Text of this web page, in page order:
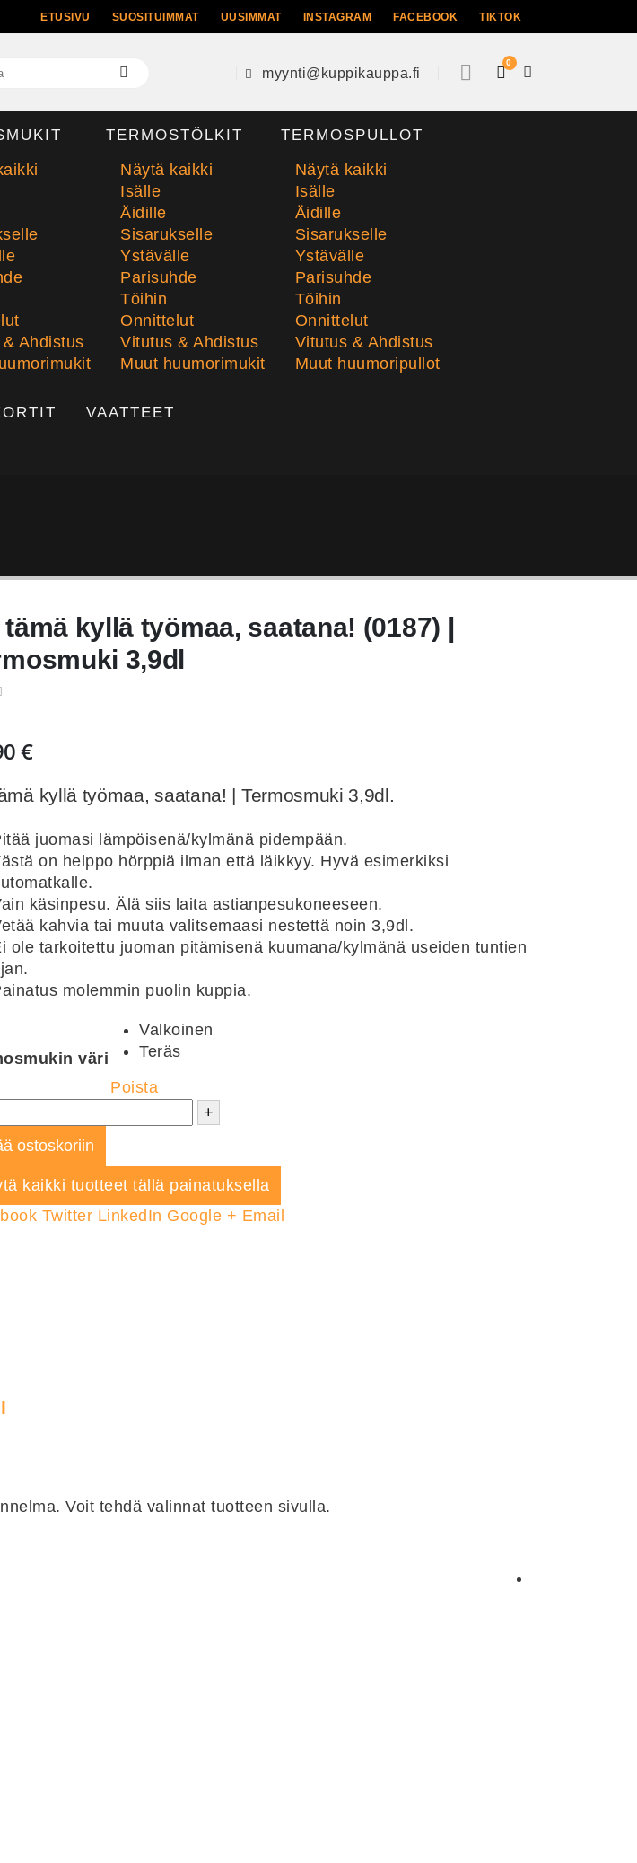
ETUSIVU SUOSITUIMMAT UUSIMMAT INSTAGRAM FACEBOOK TIKTOK
myynti@kuppikauppa.fi
0
Ahdistus
TERMOSTÖLKIT
Näytä kaikki
Isälle
Äidille
Sisarukselle
Ystävälle
Parisuhde
Töihin
Onnittelut
Vitutus & Ahdistus
Muut huumorimukit
TERMOSPULLOT
Näytä kaikki
Isälle
Äidille
Sisarukselle
Ystävälle
Parisuhde
Töihin
Onnittelut
Vitutus & Ahdistus
Muut huumoripullot
VAATTEET
tämä kyllä työmaa, saatana! (0187) |
3,9dl
€
kyllä työmaa, saatana! | Termosmuki 3,9dl.
juomasi lämpöisenä/kylmänä pidempään.
on helppo hörppiä ilman että läikkyy. Hyvä esimerkiksi
käsinpesu. Älä siis laita astianpesukoneeseen.
kahvia tai muuta valitsemaasi nestettä noin 3,9dl.
ole tarkoitettu juoman pitämisenä kuumana/kylmänä useiden tuntien
molemmin puolin kuppia.
väri
Valkoinen
Teräs
Poista
+
ostoskoriin
kaikki tuotteet tällä painatuksella
Twitter LinkedIn Google + Email
Voit tehdä valinnat tuotteen sivulla.